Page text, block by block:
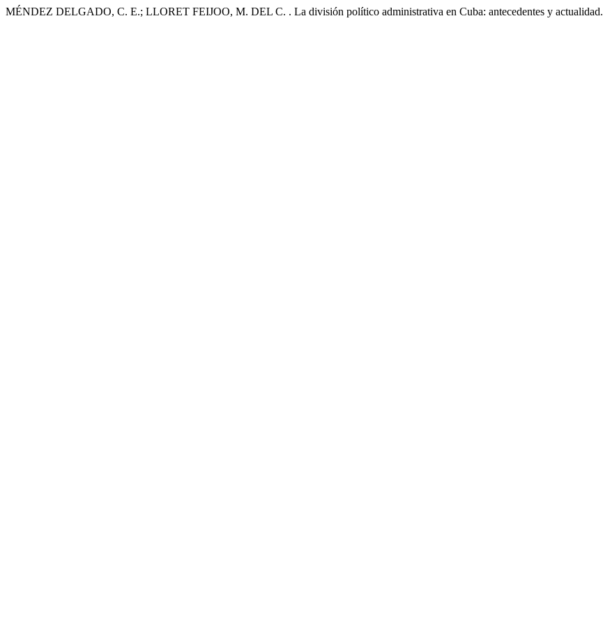
MÉNDEZ DELGADO, C. E.; LLORET FEIJOO, M. DEL C. . La división político administrativa en Cuba: antecedentes y actualidad.